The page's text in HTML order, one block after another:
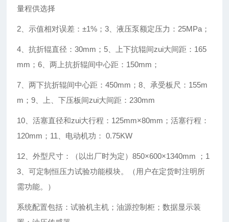
量程供选择
2 、示值相对误差：±1%；3、液压泵额定压力：25MPa；
4 、抗折辊直径：30mm；5、上下抗辊间zui大间距：165
mm；6、两上抗折辊间中心距：150mm；
7 、两下抗折辊间中心距：450mm；8、承受板尺：155m
m；9、上、下压板间zui大间距：230mm
10 、活塞直径和zui大行程：125mm×80mm；活塞行程：
120mm；11、电动机功： 0.75KW
12 、外型尺寸：（以出厂时为定）850×600×1340mm ；1
3、可定制恒压力试验功能模块。（用户在定货时注明所
需功能。）
系统配置包括：试验机主机；油源控制柜；数据显示装